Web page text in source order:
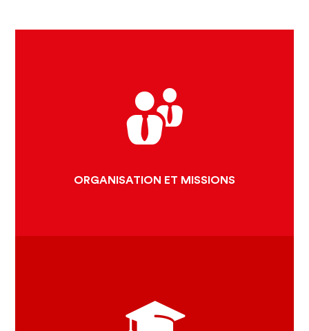
ORGANISATION ET MISSIONS
POURQUOI UNE FÉDÉRATION ?
EQUIPE ET ORGANISATION
ITINÉRAIRE CULTUREL
DU CONSEIL DE L'EUROPE